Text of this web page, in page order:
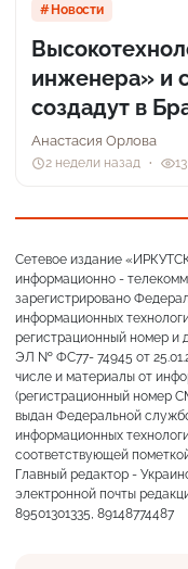
Новости
инженера» и
создадут в
Анастасия Орлова
2 недели назад 13
Сетевое издание
информационно -
зарегистрировано
информационных
регистрационный номер и
ЭЛ № ФС77- 74945 от
числе и материалы от
(регистрационный номер
выдан Федеральной
информационных
соответствующей
Главный редактор -
электронной почты
89501301335, 89148774487